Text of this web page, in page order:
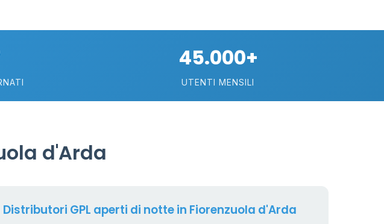
18
0.779 €
45.000+
UTENTI MENSILI
d'Arda
Distributori GPL aperti di notte in Fiorenzuola d'Arda